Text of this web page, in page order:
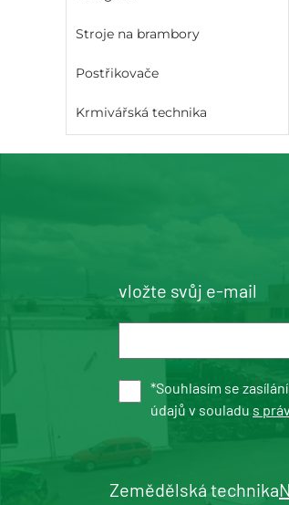
Stroje na brambory
Postřikovače
Krmivářská technika
vložte svůj e-mail
*Souhlasím se
údajů v souladu s
Zemědělská technika